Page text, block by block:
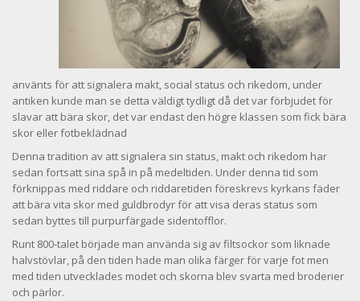
använts för att signalera makt, social status och rikedom, under
antiken kunde man se detta väldigt tydligt då det var förbjudet för
slavar att bära skor, det var endast den högre klassen som fick bära
skor eller fotbeklädnad
Denna tradition av att signalera sin status, makt och rikedom har
sedan fortsatt sina spå in på medeltiden. Under denna tid som
förknippas med riddare och riddaretiden föreskrevs kyrkans fäder
att bära vita skor med guldbrodyr för att visa deras status som
sedan byttes till purpurfärgade sidentofflor.
Runt 800-talet började man använda sig av filtsockor som liknade
halvstövlar, på den tiden hade man olika färger för varje fot men
med tiden utvecklades modet och skorna blev svarta med broderier
och pärlor.